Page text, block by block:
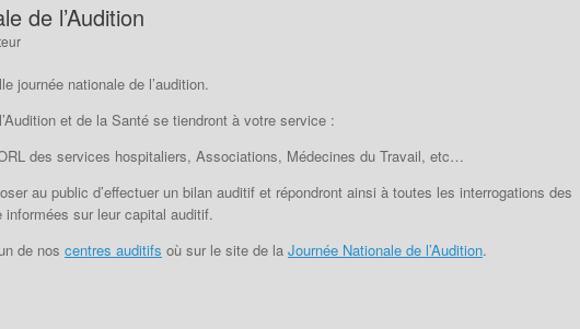
de l’Audition
journée nationale de l’audition.
et de la Santé se tiendront à votre service :
des services hospitaliers, Associations, Médecines du Travail, etc…
au public d’effectuer un bilan auditif et répondront ainsi à toutes les interrogations des
sur leur capital auditif.
de nos centres auditifs où sur le site de la Journée Nationale de l’Audition.